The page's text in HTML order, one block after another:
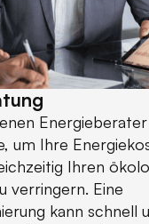
um Ihre
Ihren
verringern. Eine
kann schnell